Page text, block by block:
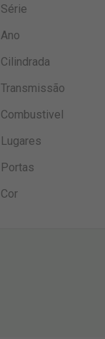
Série
Ano
Cilindrada
Transmissão
Combustivel
Lugares
Portas
Cor